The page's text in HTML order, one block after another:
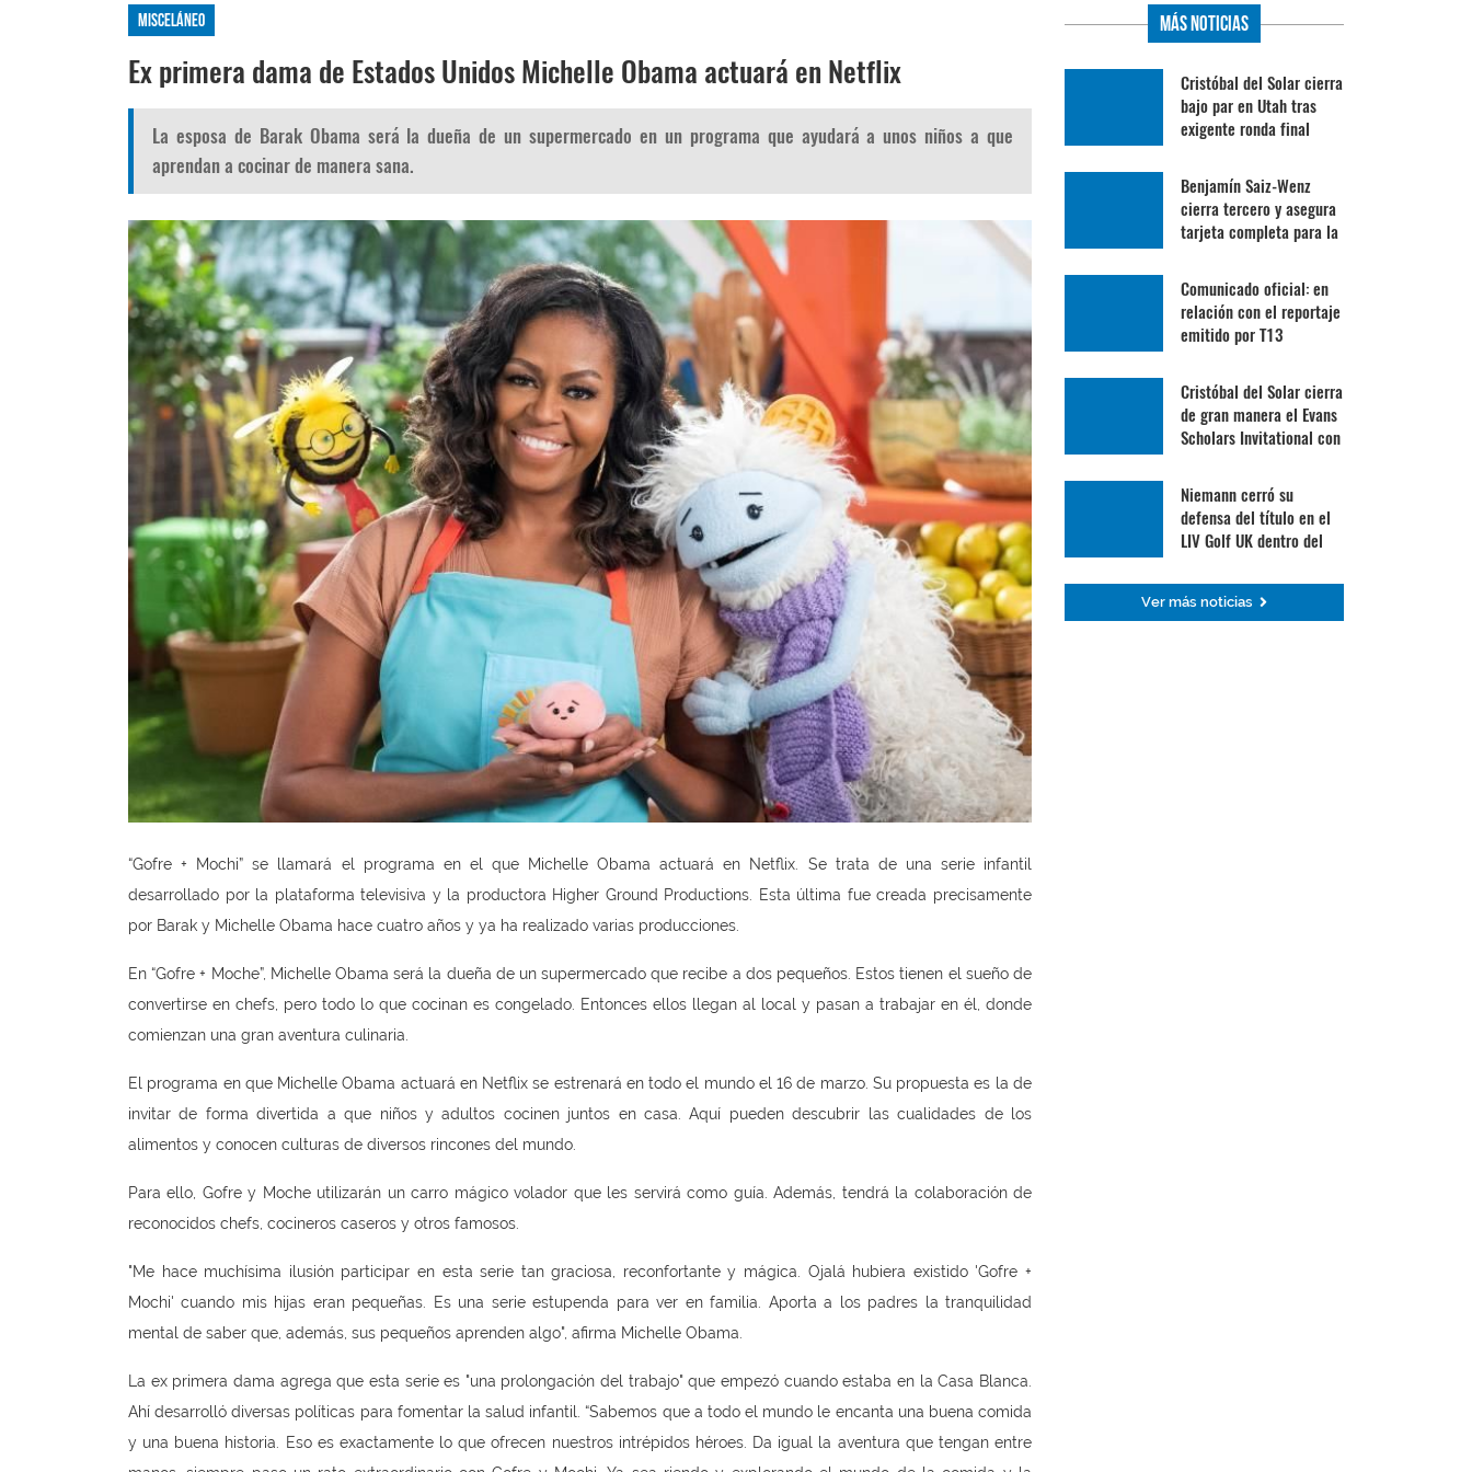
Misceláneo
Ex primera dama de Estados Unidos Michelle Obama actuará en Netflix
La esposa de Barak Obama será la dueña de un supermercado en un programa que ayudará a unos niños a que
aprendan a cocinar de manera sana.
“Gofre + Mochi” se llamará el programa en el que Michelle Obama actuará en Netflix. Se trata de una serie infantil
desarrollado por la plataforma televisiva y la productora Higher Ground Productions. Esta última fue creada precisamente
por Barak y Michelle Obama hace cuatro años y ya ha realizado varias producciones.
En “Gofre + Moche”, Michelle Obama será la dueña de un supermercado que recibe a dos pequeños. Estos tienen el sueño de
convertirse en chefs, pero todo lo que cocinan es congelado. Entonces ellos llegan al local y pasan a trabajar en él, donde
comienzan una gran aventura culinaria.
El programa en que Michelle Obama actuará en Netflix se estrenará en todo el mundo el 16 de marzo. Su propuesta es la de
invitar de forma divertida a que niños y adultos cocinen juntos en casa. Aquí pueden descubrir las cualidades de los
alimentos y conocen culturas de diversos rincones del mundo.
Para ello, Gofre y Moche utilizarán un carro mágico volador que les servirá como guía. Además, tendrá la colaboración de
reconocidos chefs, cocineros caseros y otros famosos.
"Me hace muchísima ilusión participar en esta serie tan graciosa, reconfortante y mágica. Ojalá hubiera existido 'Gofre +
Mochi' cuando mis hijas eran pequeñas. Es una serie estupenda para ver en familia. Aporta a los padres la tranquilidad
mental de saber que, además, sus pequeños aprenden algo", afirma Michelle Obama.
La ex primera dama agrega que esta serie es "una prolongación del trabajo" que empezó cuando estaba en la Casa Blanca.
Ahí desarrolló diversas políticas para fomentar la salud infantil. “Sabemos que a todo el mundo le encanta una buena comida
y una buena historia. Eso es exactamente lo que ofrecen nuestros intrépidos héroes. Da igual la aventura que tengan entre
Más Noticias
Cristóbal del Solar cierra
bajo par en Utah tras
exigente ronda final
Benjamín Saiz-Wenz
cierra tercero y asegura
tarjeta completa para la
Mexicana
Comunicado oficial: en
relación con el reportaje
emitido por T13
Cristóbal del Solar cierra
de gran manera el Evans
Scholars Invitational con
Niemann cerró su
defensa del título en el
LIV Golf UK dentro del
Ver más noticias